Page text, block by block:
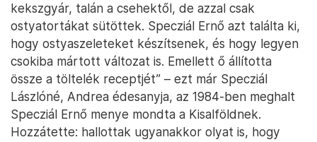
kekszgyár, talán a csehektől, de azzal csak
ostyatortákat sütöttek. Specziál Ernő azt találta ki,
hogy ostyaszeleteket készítsenek, és hogy legyen
csokiba mártott változat is. Emellett ő állította
össze a töltelék receptjét” – ezt már Specziál
Lászlóné, Andrea édesanyja, az 1984-ben meghalt
Specziál Ernő menye mondta a Kisalföldnek.
Hozzátette: hallottak ugyanakkor olyat is, hogy